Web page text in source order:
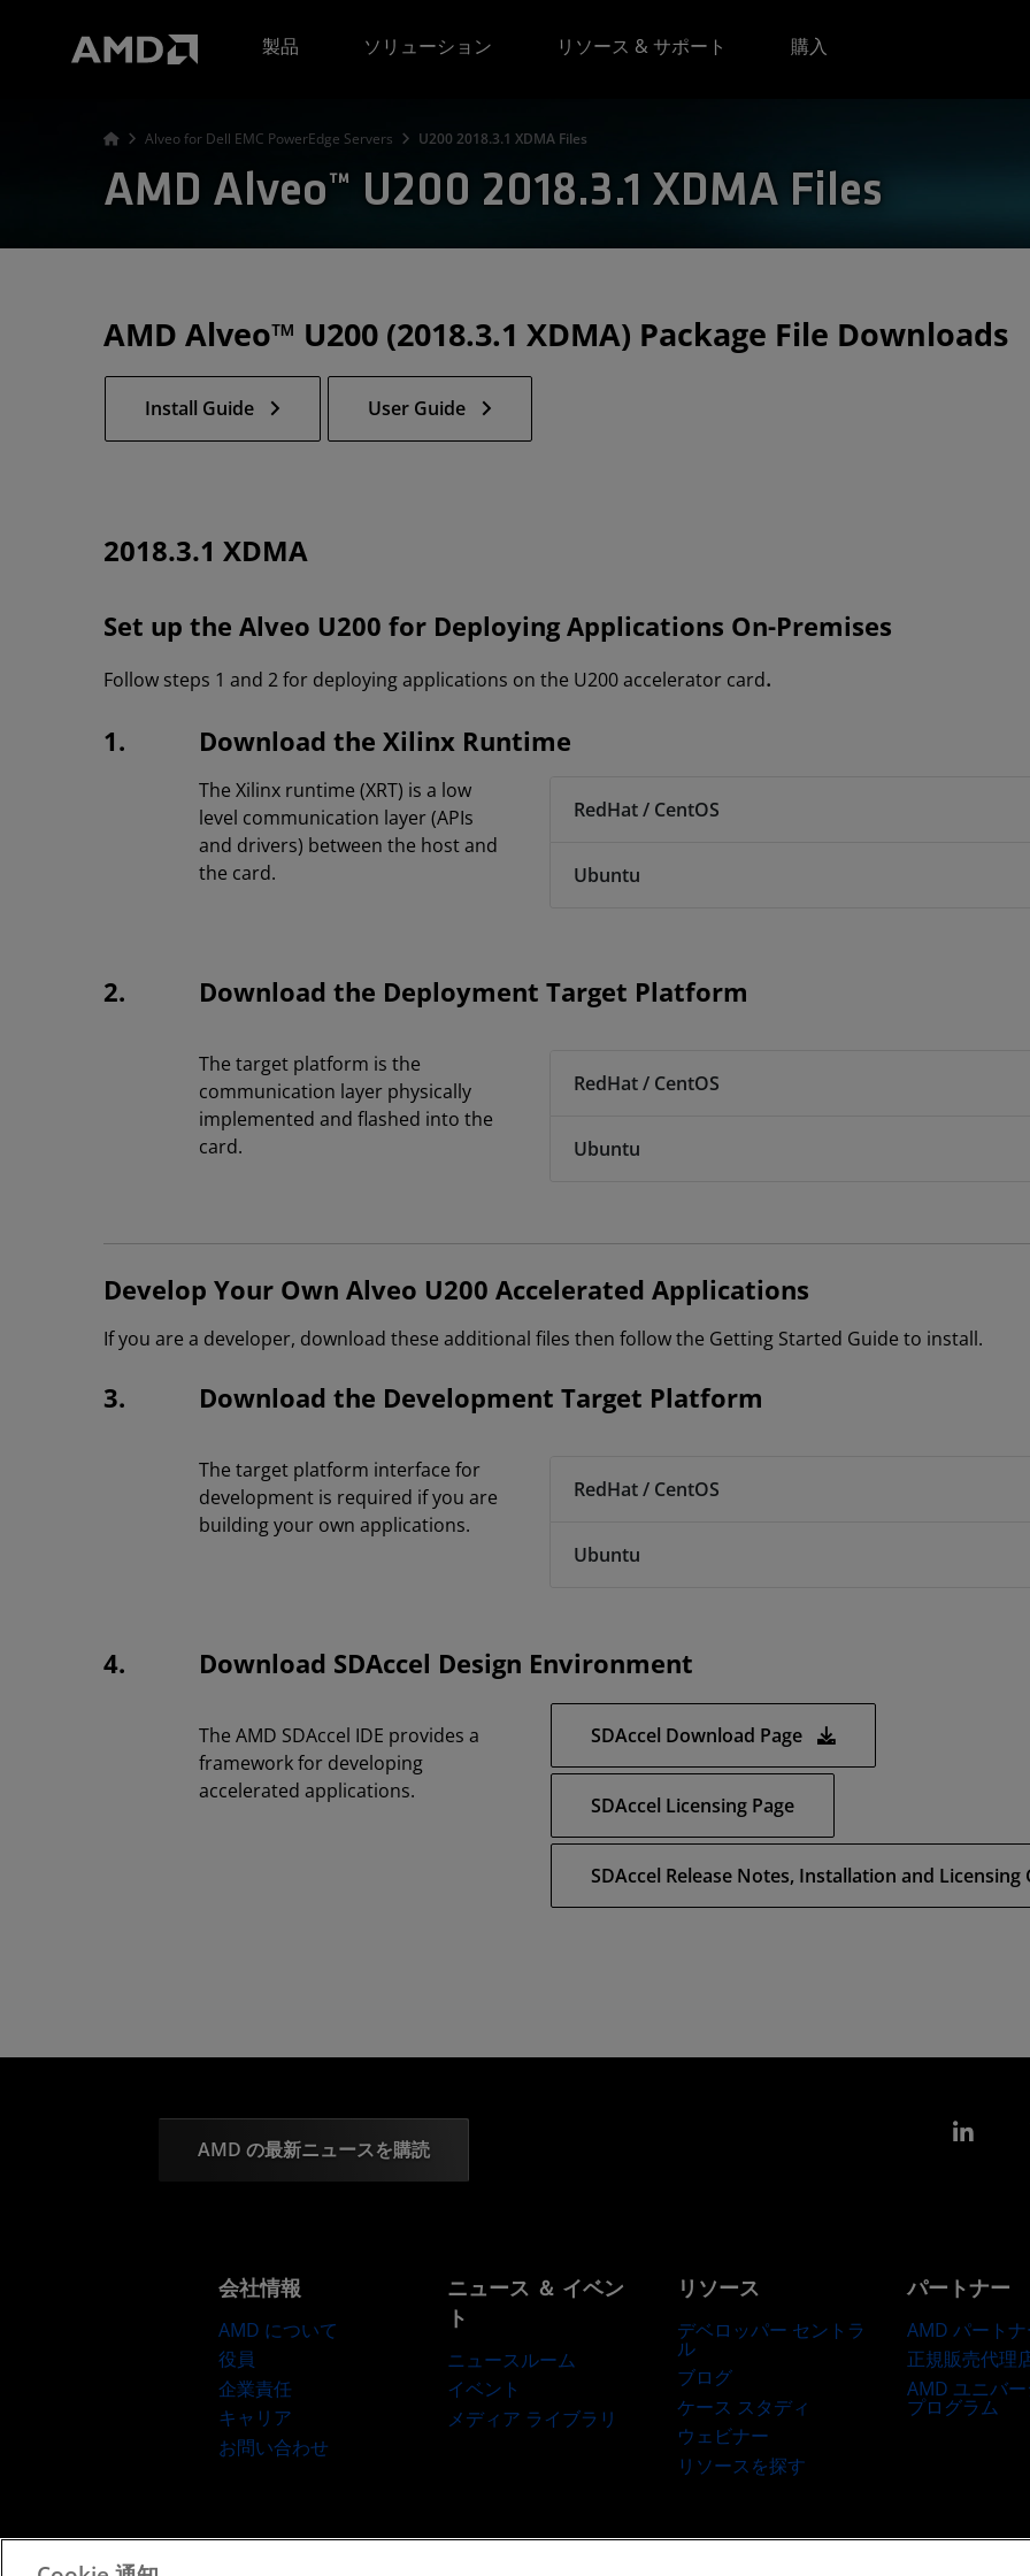
製品
ソリューション リソース & サポート 購入
Alveo for Dell EMC PowerEdge Servers U200 2018.3.1 XDMA Files
AMD Alveo™ U200 2018.3.1 XDMA Files
AMD Alveo™ U200 (2018.3.1 XDMA) Package File Downloads
Install Guide User Guide
2018.3.1 XDMA
Set up the Alveo U200 for Deploying Applications On-Premises
Follow steps 1 and 2 for deploying applications on the U200 accelerator card.
1. Download the Xilinx Runtime
The Xilinx runtime (XRT) is a low
level communication layer (APIs
and drivers) between the host and
the card.
RedHat / CentOS
Ubuntu
2. Download the Deployment Target Platform
The target platform is the
communication layer physically
implemented and flashed into the
card.
RedHat / CentOS
Ubuntu
Develop Your Own Alveo U200 Accelerated Applications
If you are a developer, download these additional files then follow the Getting Started Guide to install.
3. Download the Development Target Platform
The target platform interface for
development is required if you are
building your own applications.
RedHat / CentOS
Ubuntu
4. Download SDAccel Design Environment
The AMD SDAccel IDE provides a
framework for developing
accelerated applications.
SDAccel Download Page
SDAccel Licensing Page
SDAccel Release Notes, Installation and Licensing
AMD の最新ニュースを購読
会社情報
AMD について
役員
企業責任
キャリア
お問い合わせ
ニュース ＆ イベン
ト
ニュースルーム
イベント
メディア ライブラリ
リソース
デベロッパー セントラ
ル
ブログ
ケース スタディ
ウェビナー
リソースを探す
パートナー
AMD パート
正規販売代理
AMD ユニバー
プログラム